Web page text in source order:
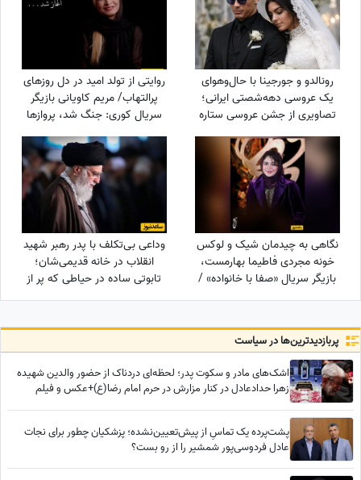
رونالدو و جورجینا با حال‌وهوای
یک عروسی دهه‌شصتی ایرانی؛
تصاویری از جشن عروسی ستاره
فوتبال با حضور هالند، امباپه و
مسی که همه را غافلگیر کرد!
روایتی از تولد امید در دل روزهای
پرالتهاب/ مریم کاویانی بازیگر
سریال کوری: جنگ شد، پروازها
کنسل شد و من در دبی موندنی
شدم…
نگاهی به چیدمان شیک و لوکس
خونه مجردی فاطیما بهارمست،
بازیگر سریال «صفا با خانواده» /
از مبلمان کلاسیک و پرده‌های
وداعی بی‌تکلف با پدر رهبر شهید
انقلاب در خانه قدیمی‌شان؛
تابوتی ساده در حیاطی که پر از
سادگی و صفا بود+عکس
پربازدید‌ترین‌ها در سیاست
اشک‌های مادر و سکوت پدر؛ لحظه‌ای دردناک از حضور والدین شهیده
زهرا حدادعادل در کنار مزارش در حرم امام رضا(ع)+عکس و فیلم
پشت‌پرده یک تماسِ از پیش‌تعیین‌نشده؛ پزشکیان چطور برای نجات
عادل فردوسی‌پور شمشیر را از رو بست؟